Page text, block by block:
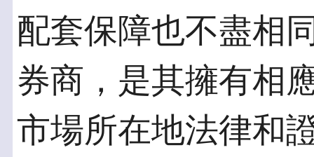
配套保障也不盡相
券商，是其擁有相
市場所在地法律和